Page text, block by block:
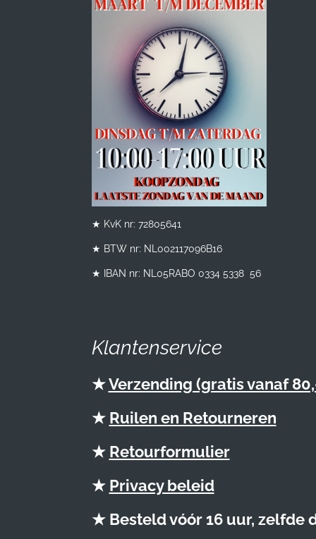
★ KvK nr: 72805641
★ BTW nr: NL002117096B16
★ IBAN nr: NL05RABO 0334 5338 56
Klantenservice
★Verzending (gratis vanaf
★ Ruilen en Retourneren
★ Retourformulier
★ Privacy beleid
★ Besteld vóór 16 uur, zelfde